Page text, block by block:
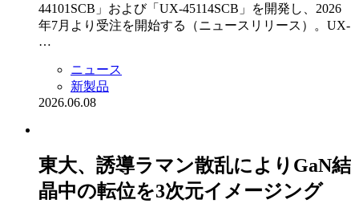
44101SCB」および「UX-45114SCB」を開発し、2026
年7月より受注を開始する（ニュースリリース）。UX-
…
ニュース
新製品
2026.06.08
東大、誘導ラマン散乱によりGaN結
晶中の転位を3次元イメージング